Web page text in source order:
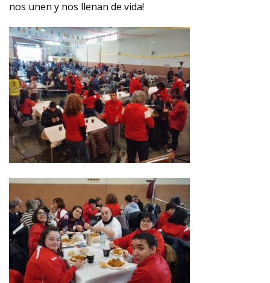
nos unen y nos llenan de vida!